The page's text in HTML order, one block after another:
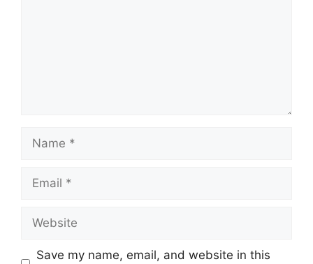
Save my name, email, and website in this